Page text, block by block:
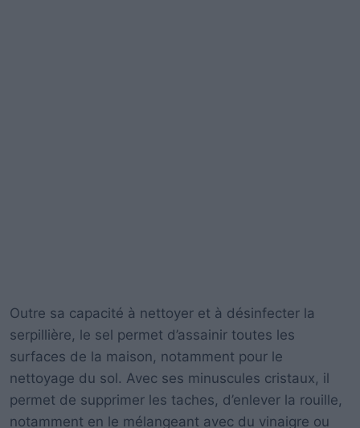
Outre sa capacité à nettoyer et à désinfecter la
serpillière, le sel permet d’assainir toutes les
surfaces de la maison, notamment pour le
nettoyage du sol. Avec ses minuscules cristaux, il
permet de supprimer les taches, d’enlever la rouille,
notamment en le mélangeant avec du vinaigre ou